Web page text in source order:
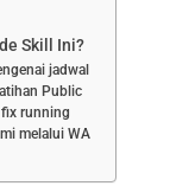
Skill Ini?
jadwal
Public
running
melalui WA